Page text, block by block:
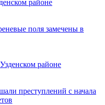
районе
поля замечены в
районе
преступлений с начала